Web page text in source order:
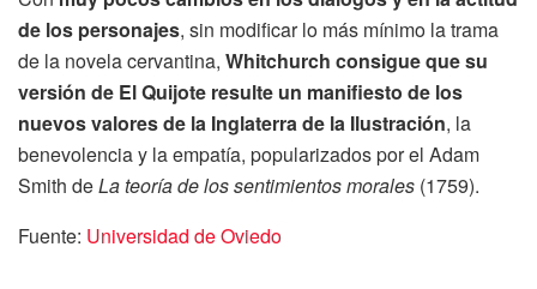
de los personajes, sin modificar lo más mínimo la trama
de la novela cervantina, Whitchurch consigue que su
versión de El Quijote resulte un manifiesto de los
nuevos valores de la Inglaterra de la Ilustración, la
benevolencia y la empatía, popularizados por el Adam
Smith deLa teoría de los sentimientos morales (1759).
Fuente: Universidad de Oviedo